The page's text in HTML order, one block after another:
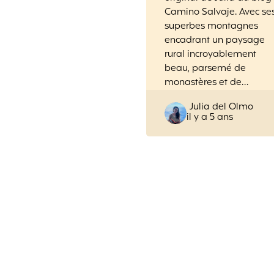
Camino Salvaje. Avec
superbes montagnes
encadrant un paysage
rural incroyablement
beau, parsemé de
monastères et de…
Posted
by
Julia del Olmo
il y a 5 ans